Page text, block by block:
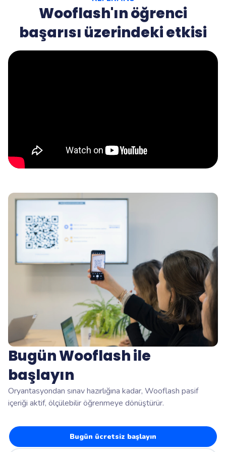
Wooflash'ın öğrenci
başarısı üzerindeki etkisi
Bugün Wooflash ile
başlayın
Oryantasyondan sınav hazırlığına kadar, Wooflash pasif
içeriği aktif, ölçülebilir öğrenmeye dönüştürür.
Bugün ücretsiz başlayın